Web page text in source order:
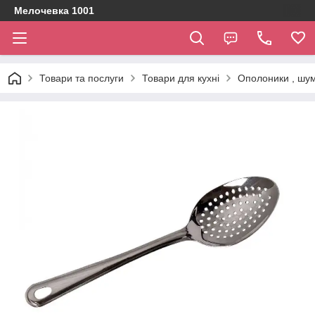
Мелочевка 1001
Товари та послуги Товари для кухні Ополоники ,